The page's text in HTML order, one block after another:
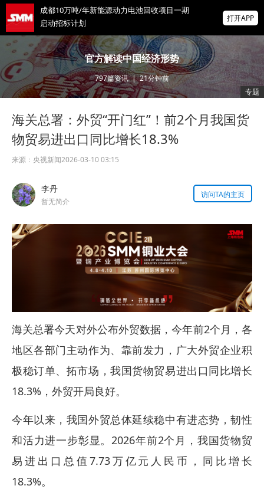
成都10万吨/年新能源动力电池回收项目一期
启动招标计划
黄金回调结束信号出现？BCA称最大逆风已
消退，黄金不用等降息也能涨
今晚非农来袭！华尔街预测“打架”：1.8万还
是8万人？市场押注大波动
掌上有色
为有色行业打造的神器
打开APP
官方解读中国经济形势
797篇资讯|21分钟前
专题
海关总署：外贸“开门红”！前2个月我国货
物贸易进出口同比增长18.3%
来源： 央视新闻2026-03-10 03:15
李丹
暂无简介
访问TA的主页
海关总署今天对外公布外贸数据，今年前2个月，各
地区各部门主动作为、靠前发力，广大外贸企业积
极稳订单、拓市场，我国货物贸易进出口同比增长
18.3%，外贸开局良好。
今年以来，我国外贸总体延续稳中有进态势，韧性
和活力进一步彰显。2026年前2个月，我国货物贸
易进出口总值7.73万亿元人民币，同比增长
18.3%。